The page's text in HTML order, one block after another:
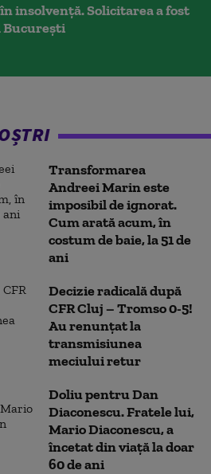
insolvență. Solicitarea a fost
București
Transformarea
Andreei Marin este
imposibil de ignorat.
Cum arată acum, în
costum de baie, la 51 de
ani
Decizie radicală după
CFR Cluj – Tromso 0-5!
Au renunțat la
transmisiunea
meciului retur
Doliu pentru Dan
Diaconescu. Fratele lui,
Mario Diaconescu, a
încetat din viață la doar
60 de ani